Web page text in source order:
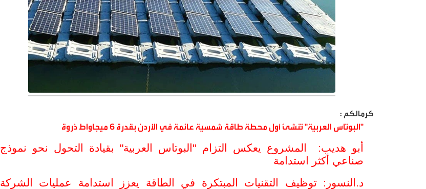
كرمالكم :
"البوتاس العربية" تُنشئ أول محطة طاقة شمسية عائمة في الأردن بقدرة 6 ميجاواط ذروة
أبو هديب: المشروع يعكس التزام "البوتاس العربية" بقيادة التحول نحو نموذج
صناعي أكثر استدامة
د.النسور: توظيف التقنيات المبتكرة في الطاقة يعزز استدامة عمليات الشركة